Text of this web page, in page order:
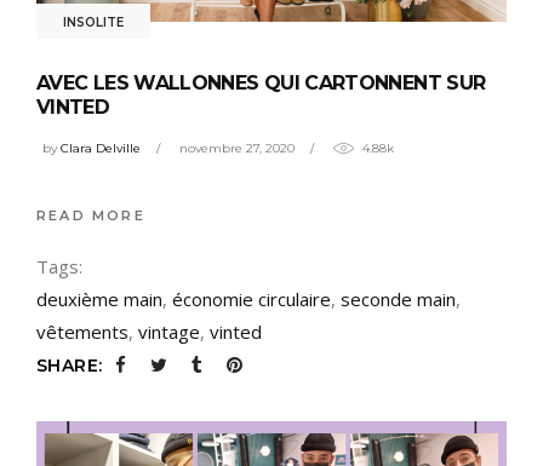
INSOLITE
AVEC LES WALLONNES QUI CARTONNENT SUR
VINTED
byClara Delville novembre 27, 2020 4.88k
READ MORE
Tags:
deuxième main, économie circulaire, seconde main,
vêtements, vintage, vinted
SHARE: